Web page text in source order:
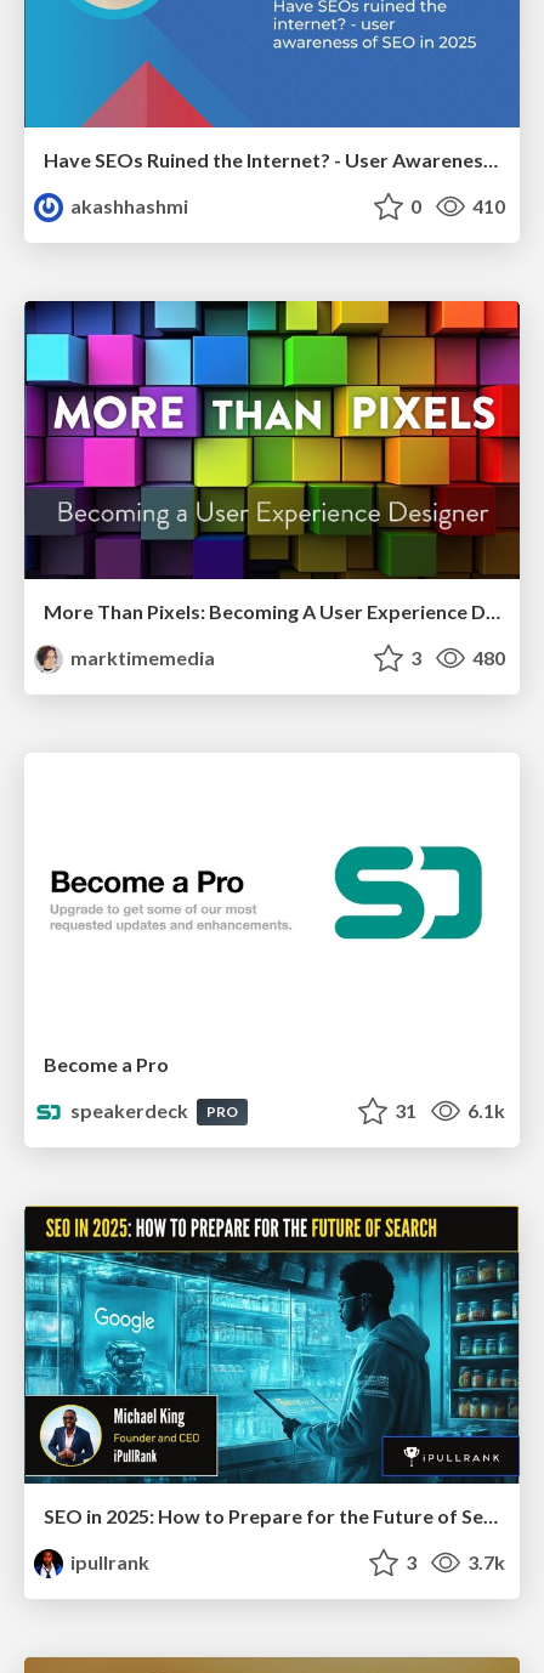
Have SEOs Ruined the Internet? - User Awareness of SEO in 2025
akashhashmi
0 410
More Than Pixels: Becoming A User Experience Designer
marktimemedia
3 480
Become a Pro
speakerdeck
PRO 31 6.1k
SEO in 2025: How to Prepare for the Future of Search
ipullrank
3 3.7k